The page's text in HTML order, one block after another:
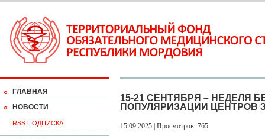
ГЛАВНАЯ
НОВОСТИ
RSS ПОДПИСКА
15-21 СЕНТЯБРЯ – НЕДЕЛЯ
ПОПУЛЯРИЗАЦИИ ЦЕНТРОВ
15.09.2025 | Просмотров: 765